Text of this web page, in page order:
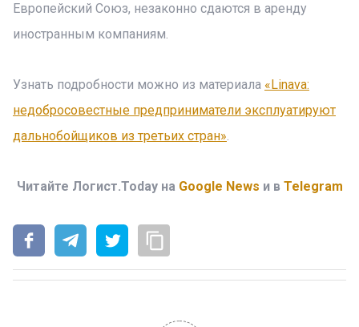
Европейский Союз, незаконно сдаются в аренду
иностранным компаниям.
Узнать подробности можно из материала «Linava:
недобросовестные предприниматели эксплуатируют
дальнобойщиков из третьих стран».
Читайте Логист.Today на Google News и в Telegram